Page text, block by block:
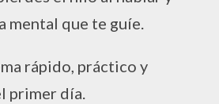
mental que te guíe.
rápido, práctico y
primer día.